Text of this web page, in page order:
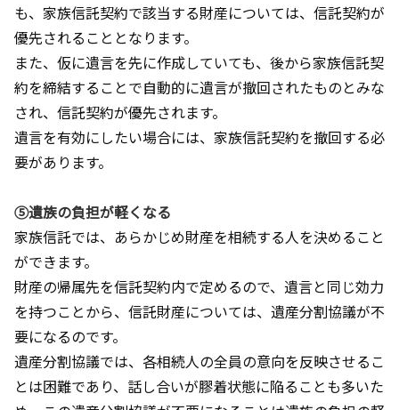
も、家族信託契約で該当する財産については、信託契約が
優先されることとなります。
また、仮に遺言を先に作成していても、後から家族信託契
約を締結することで自動的に遺言が撤回されたものとみな
され、信託契約が優先されます。
遺言を有効にしたい場合には、家族信託契約を撤回する必
要があります。
⑤遺族の負担が軽くなる
家族信託では、あらかじめ財産を相続する人を決めること
ができます。
財産の帰属先を信託契約内で定めるので、遺言と同じ効力
を持つことから、信託財産については、遺産分割協議が不
要になるのです。
遺産分割協議では、各相続人の全員の意向を反映させるこ
とは困難であり、話し合いが膠着状態に陥ることも多いた